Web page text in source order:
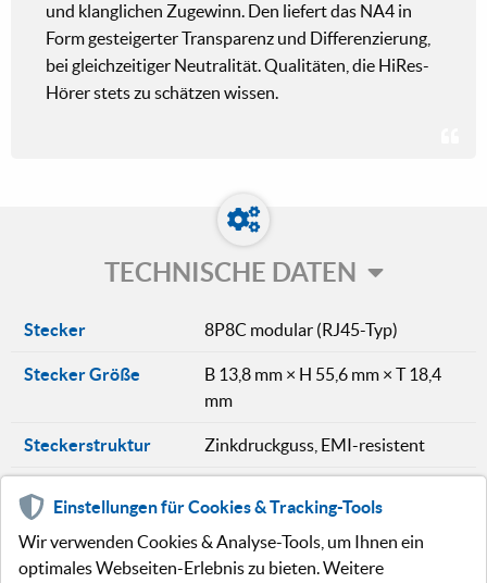
und klanglichen Zugewinn. Den liefert das NA4 in
Form gesteigerter Transparenz und Differenzierung,
bei gleichzeitiger Neutralität. Qualitäten, die HiRes-
Hörer stets zu schätzen wissen.
TECHNISCHE DATEN
Stecker 8P8C modular (RJ45-Typ)
Stecker Größe
B 13,8 mm × H 55,6 mm × T 18,4
mm
Steckerstruktur Zinkdruckguss, EMI-resistent
Standard
7-5
Außendurchmesser 7,1 mm
Einstellungen für Cookies & Tracking-Tools
Wir verwenden Cookies & Analyse-Tools, um Ihnen ein
optimales Webseiten-Erlebnis zu bieten. Weitere